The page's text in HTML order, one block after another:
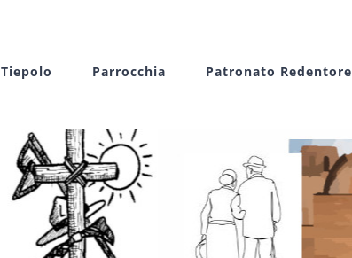
Parrocchia Patronato Redentore